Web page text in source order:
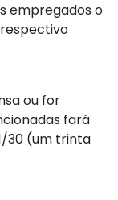
empregados o
ou for
fará
30 (um trinta